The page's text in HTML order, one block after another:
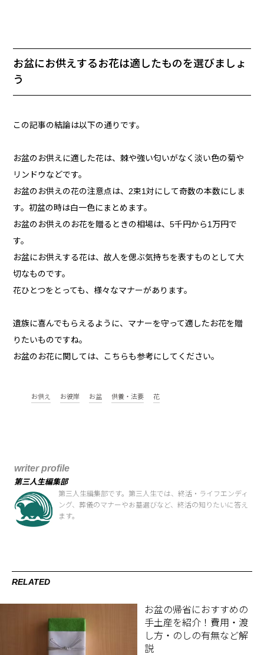
お盆にお供えするお花は適したものを選びましょ
う
この記事の結論は以下の通りです。
お盆のお供えに適した花は、棘や強い匂いがなく淡い色の菊や
リンドウなどです。
お盆のお供えの花の注意点は、2束1対にして奇数の本数にしま
す。初盆の時は白一色にまとめます。
お盆のお供えのお花を贈るときの相場は、5千円から1万円で
す。
お盆にお供えする花は、故人を偲ぶ気持ちを表すものとして大
切なものです。
花ひとつをとっても、様々なマナーがあります。
遺族に喜んでもらえるように、マナーを守って適したお花を贈
りたいものですね。
お盆のお花に関しては、こちらも参考にしてください。
お供え お彼岸 お盆 供養・法要 花
writer profile
第三人生編集部
第三人生編集部です。第三人生では、終活・ライフエンディ
ング、葬儀のマナーやお墓選びなど、終活の知りたいに答え
ます。
RELATED
お盆の帰省におすすめの
手土産を紹介！費用・渡
し方・のしの有無など解
説